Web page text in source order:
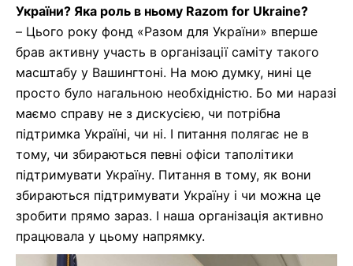
України? Яка роль в ньому Razom for Ukraine?
– Цього року фонд «Разом для України» вперше
брав активну участь в організації саміту такого
масштабу у Вашингтоні. На мою думку, нині це
просто було нагальною необхідністю. Бо ми наразі
маємо справу не з дискусією, чи потрібна
підтримка Україні, чи ні. І питання полягає не в
тому, чи збираються певні офіси таполітики
підтримувати Україну. Питання в тому, як вони
збираються підтримувати Україну і чи можна це
зробити прямо зараз. І наша організація активно
працювала у цьому напрямку.